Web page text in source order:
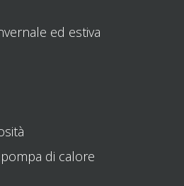
ed estiva
di calore